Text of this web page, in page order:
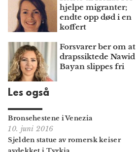
hjelpe migranter;
endte opp død i en
koffert
Forsvarer ber om at
draps­siktede Nawid
Bayan slippes fri
Les også
Bronsehestene i Venezia
10. juni 2016
Sjelden statue av romersk keiser